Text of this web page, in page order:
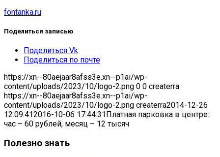
fontanka.ru
Поделиться записью
Поделиться Vk
Поделиться по почте
https://xn--80aejaar8afss3e.xn--p1ai/wp-
content/uploads/2023/10/logo-2.png 0 0 createrra
https://xn--80aejaar8afss3e.xn--p1ai/wp-
content/uploads/2023/10/logo-2.png createrra2014-12-26
12:09:412016-10-06 17:44:31 Платная парковка в центре:
час – 60 рублей, месяц – 12 тысяч
Полезно знать